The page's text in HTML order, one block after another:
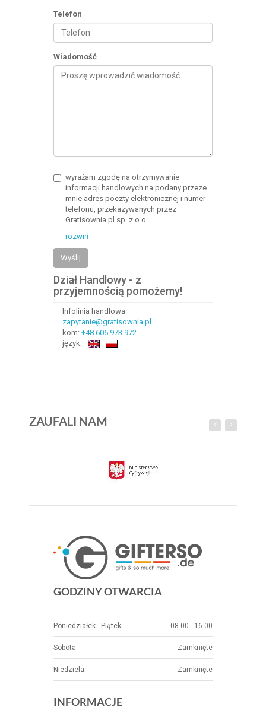
Telefon
Wiadomość
wyrażam zgodę na otrzymywanie
informacji handlowych na podany przeze
mnie adres poczty elektronicznej i numer
telefonu, przekazywanych przez
Gratisownia.pl sp. z o.o.
rozwiń
Wyślij
Dział Handlowy - z
przyjemnością pomożemy!
Infolinia handlowa
zapytanie@gratisownia.pl
kom: +48 606 973 972
język:
ZAUFALI NAM
GODZINY OTWARCIA
Poniedziałek - Piątek: 08.00 - 16.00
Sobota: Zamknięte
Niedziela: Zamknięte
INFORMACJE